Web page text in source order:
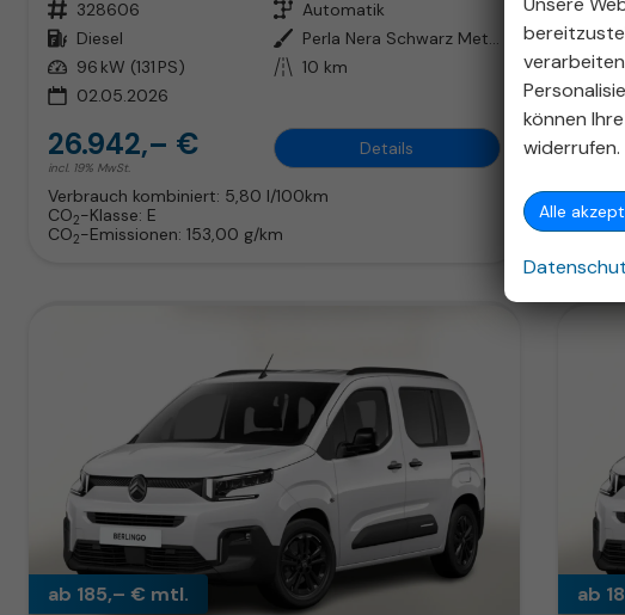
Fahrzeugnr. 328606 Getriebe Automatik
Kraftstoff Diesel Außenfarbe
Perla Nera Schwarz Metallic
Leistung 96 kW (131 PS) Kilometerstand 10 km
02.05.2026
26.942,– €
incl. 19% MwSt.
Details
Verbrauch kombiniert: 5,80 l/100km
CO2-Klasse: E
CO2-Emissionen: 153,00 g/km
Fahrzeugnr.
Kraftstoff
Leistung
CO2-
CO -
ab 185,– € mtl. ab
können
widerrufen.
Alle